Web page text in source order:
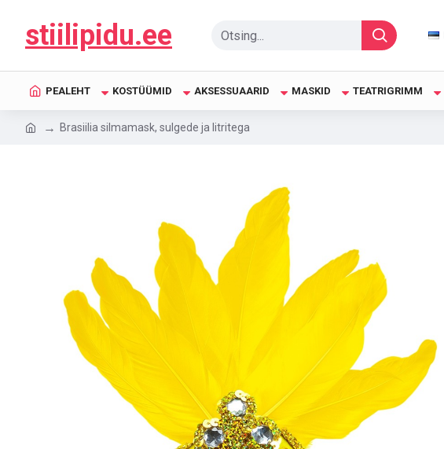
stiilipidu.ee
PEALEHT KOSTÜÜMID AKSESSUAARID MASKID TEATRIGRIMM
Brasiilia silmamask, sulgede ja litritega